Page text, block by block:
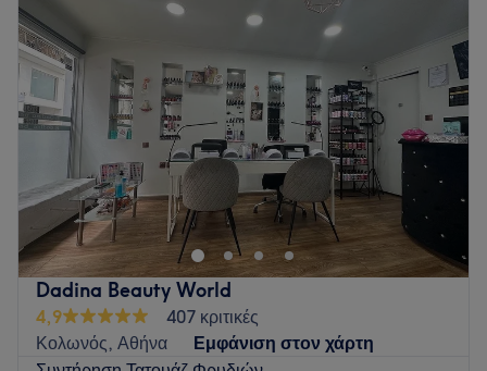
10:00
Πέμπτη
10:00
Παρασκευή
10:00
21:00
Σάββατο
10:00–
Κυριακή
Κλειστό
Αν ψάχνεις για μια χαλαρωτική εμπειρία ομορφιάς που θα σε
ανανεώσει και θα σε βοηθήσει να ξεφύγεις από τους
ρυθμούς της καθημερινότητας, το Mango by Athina
Kouzmidou Exlusive Beauty Services είναι το κατάλληλο
μέρος για εσένα. Το κατάστημα προσφέρει ποικιλία
υπηρεσιών όπως αποτριχώσεις με κερί και λέιζερ, θεραπείες
προσώπου και σώματος, μασάζ αλλά και μακιγιάζ. Διάλεξε
την υπηρεσία που σου ταιριάζει περισσότερο και αφέσου
Dadina Beauty World
4,9
407 κριτικές
Κολωνός, Αθήνα
Εμφάνιση στον χάρτη